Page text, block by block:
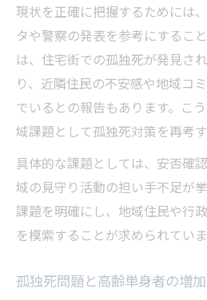
孤独死対策として家族
強化を
定期的な連絡が孤独死
考える
地域のつながりを守り孤独
恵
地域コミュニティで孤
は
孤独死防止に役立つ地
り方
孤独死リスク低減へ地
現状を正確に把握するためには
タや警察の発表を参考にするこ
は、住宅街での孤独死が発見さ
り、近隣住民の不安感や地域コ
でいるとの報告もあります。こ
域課題として孤独死対策を再考
具体的な課題としては、安否確
域の見守り活動の担い手不足が
課題を明確にし、地域住民や行
を模索することが求められていま
孤独死問題と高齢単身者の増